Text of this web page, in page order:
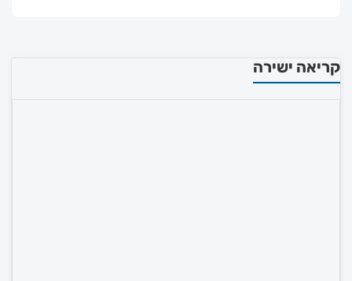
קריאה ישירה